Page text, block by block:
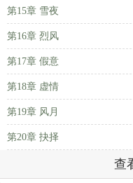
第15章 雪夜
第16章 烈风
第17章 假意
第18章 虚情
第19章 风月
第20章 抉择
查